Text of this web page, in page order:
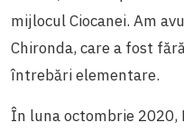
mijlocul Ciocanei. Am
Chironda, care a fost
întrebări elementare.
În luna octombrie 2020,